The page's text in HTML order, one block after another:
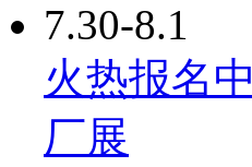
7.30-8.1
火热报名
厂展